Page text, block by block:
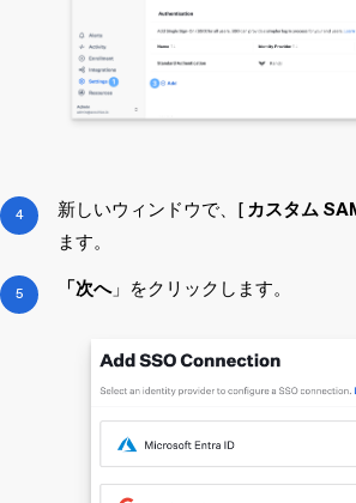
新しいウィンドウで、[ カスタム
ます。
「次へ」をクリックします。